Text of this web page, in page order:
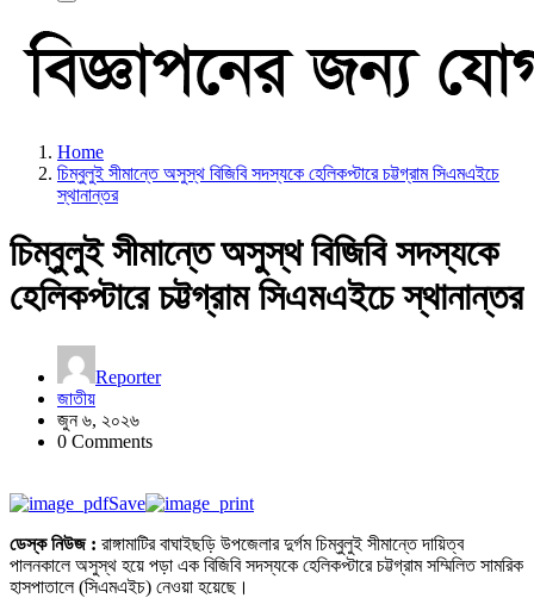
Home
চিম্বুলুই সীমান্তে অসুস্থ বিজিবি সদস্যকে হেলিকপ্টারে চট্টগ্রাম সিএমএইচে
স্থানান্তর
চিম্বুলুই সীমান্তে অসুস্থ বিজিবি সদস্যকে
হেলিকপ্টারে চট্টগ্রাম সিএমএইচে স্থানান্তর
Reporter
জাতীয়
জুন ৬, ২০২৬
0 Comments
Save
ডেস্ক নিউজ : রাঙ্গামাটির বাঘাইছড়ি উপজেলার দুর্গম চিম্বুলুই সীমান্তে দায়িত্ব
পালনকালে অসুস্থ হয়ে পড়া এক বিজিবি সদস্যকে হেলিকপ্টারে চট্টগ্রাম সম্মিলিত সামরিক
হাসপাতালে (সিএমএইচ) নেওয়া হয়েছে।